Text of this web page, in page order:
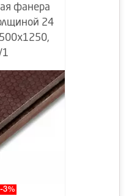
фанера
24
1
-3%